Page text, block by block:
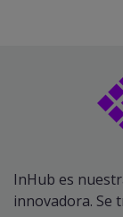
InHub es
innovadora. Se